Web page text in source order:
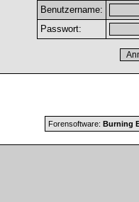
Benutzername:
Passwort:
Forensoftware: Burning